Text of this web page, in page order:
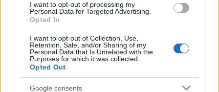
use your data for below specified purposes in below Google
consent section.
I want to opt-out of processing my
Personal Data for Targeted Advertising.
Opted In
I want to opt-out of Collection, Use,
Retention, Sale, and/or Sharing of my
Personal Data that Is Unrelated with the
Purposes for which it was collected.
Opted Out
Google consents
Cuidado con este hábito
¿Y si el problema no fuera el estrés, sino un hábito
diario?